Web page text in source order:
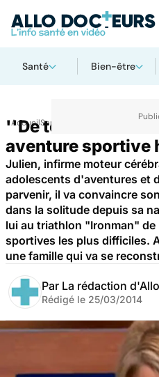
Santé Bien-être
AccueilSanté
''De toutes nos
aventure sportive
Julien, infirme moteur
adolescents d'aventures et
parvenir, il va convaincre
dans la solitude depuis sa
lui au triathlon "Ironman"
sportives les plus difficiles.
une famille qui va se
Par La rédaction
Rédigé le 25/03/2014